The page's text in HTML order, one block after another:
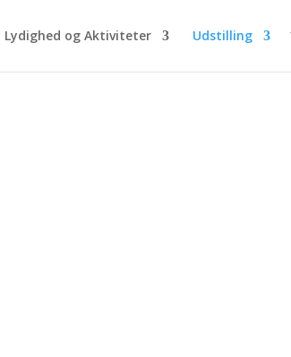
Lydighed og Aktiviteter Udstilling